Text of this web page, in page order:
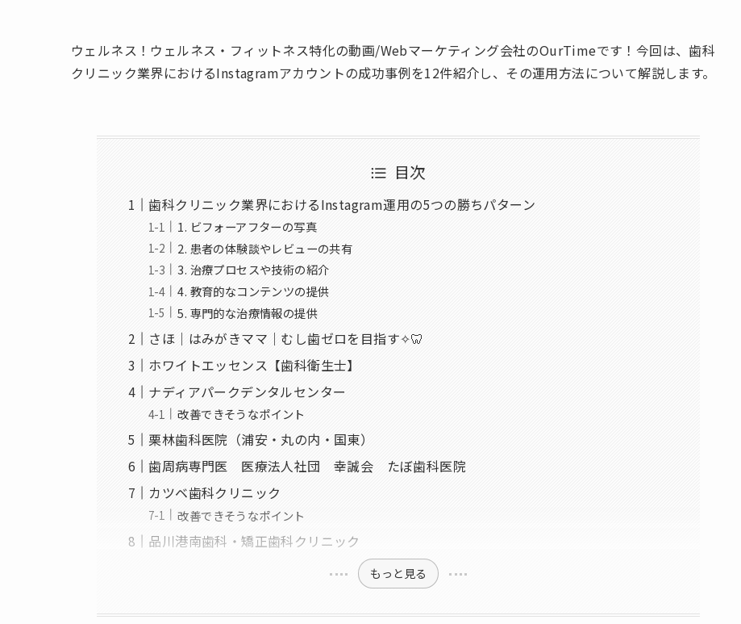
ウェルネス！ウェルネス・フィットネス特化の動画/Webマーケティング会社のOurTimeです！今回は、歯科
クリニック業界におけるInstagramアカウントの成功事例を12件紹介し、その運用方法について解説します。
目次
歯科クリニック業界におけるInstagram運用の5つの勝ちパターン
1. ビフォーアフターの写真
2. 患者の体験談やレビューの共有
3. 治療プロセスや技術の紹介
4. 教育的なコンテンツの提供
5. 専門的な治療情報の提供
さほ｜はみがきママ｜むし歯ゼロを目指す✧︎🦷
ホワイトエッセンス【歯科衛生士】
ナディアパークデンタルセンター
改善できそうなポイント
栗林歯科医院（浦安・丸の内・国東）
歯周病専門医 医療法人社団 幸誠会 たぼ歯科医院
カツベ歯科クリニック
改善できそうなポイント
品川港南歯科・矯正歯科クリニック
もっと見る